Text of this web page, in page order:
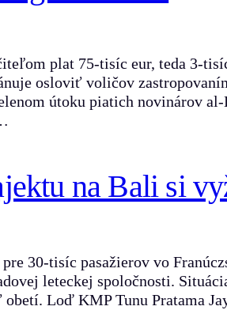
plat 75-tisíc eur, teda 3-
osloviť voličov
útoku piatich novinárov
na Bali si
30-tisíc pasažierov vo
leteckej spoločnosti.
Loď KMP Tunu Pratama